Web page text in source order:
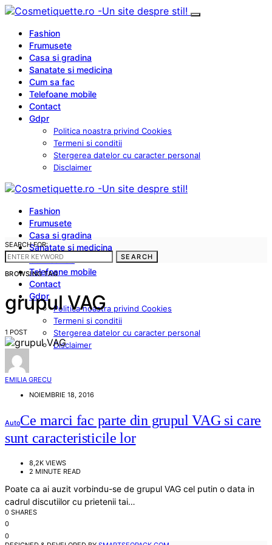
Fashion
Frumusete
Casa si gradina
Sanatate si medicina
Cum sa fac
Telefoane mobile
Contact
Gdpr
Politica noastra privind Cookies
Termeni si conditii
Stergerea datelor cu caracter personal
Disclaimer
Fashion
Frumusete
Casa si gradina
Sanatate si medicina
Cum sa fac
Telefoane mobile
Contact
Gdpr
Politica noastra privind Cookies
Termeni si conditii
Stergerea datelor cu caracter personal
Disclaimer
SEARCH FOR:
SEARCH
BROWSING TAG
grupul VAG
1 POST
EMILIA GRECU
NOIEMBRIE 18, 2016
AutoCe marci fac parte din grupul VAG si care
sunt caracteristicile lor
8,2K VIEWS
2 MINUTE READ
Poate ca ai auzit vorbindu-se de grupul VAG cel putin o data in
cadrul discutiilor cu prietenii tai…
0 SHARES
0
0